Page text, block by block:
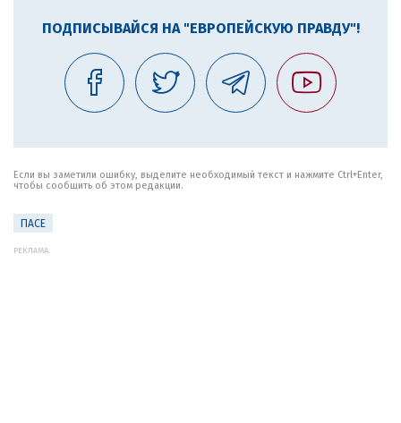
ПОДПИСЫВАЙСЯ НА "ЕВРОПЕЙСКУЮ ПРАВДУ"!
Если вы заметили ошибку, выделите необходимый текст и нажмите Ctrl+Enter,
чтобы сообщить об этом редакции.
ПАСЕ
РЕКЛАМА: